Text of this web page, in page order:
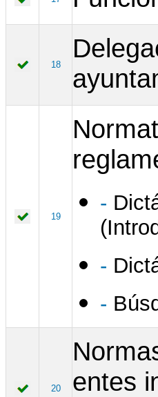
18
19
-
-
-
20
entes